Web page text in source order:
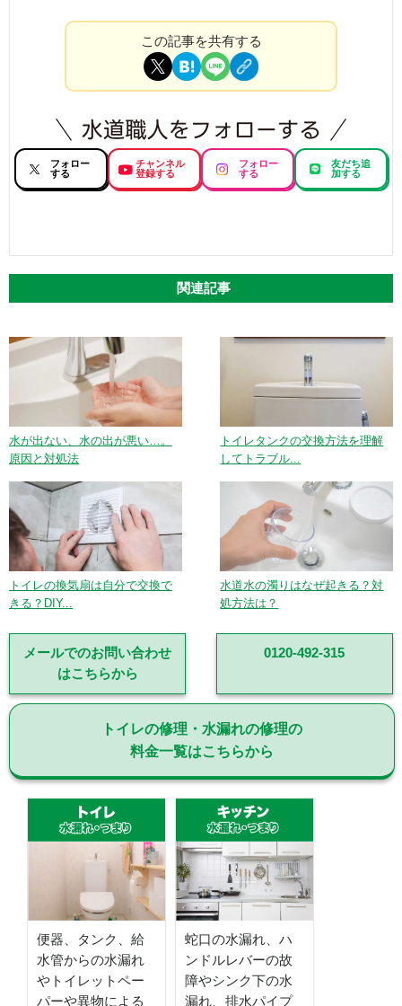
この記事を共有する
フォロー
する
チャンネル
登録する
フォロー
する
友だち追
加する
関連記事
水が出ない、水の出が悪い…。
原因と対処法
トイレタンクの交換方法を理解
してトラブル...
トイレの換気扇は自分で交換で
きる？DIY...
水道水の濁りはなぜ起きる？対
処方法は？
メールでのお問い合わせ
はこちらから
0120-492-315
トイレの修理・水漏れの修理の
料金一覧はこちらから
便器、タンク、給
水管からの水漏れ
やトイレットペー
パーや異物による
蛇口の水漏れ、ハ
ンドルレバーの故
障やシンク下の水
漏れ、排水パイプ